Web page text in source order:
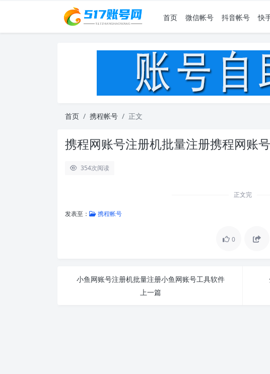
首页 微信帐号 抖音帐号 快
首页 携程帐号 正文
携程网账号注册机批量注册携程网账
354次阅读
正文完
发表至： 携程帐号
0
小鱼网账号注册机批量注册小鱼网账号工具软件
上一篇